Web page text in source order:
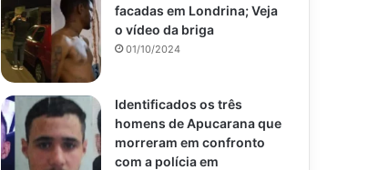
facadas em Londrina; Veja
o vídeo da briga
01/10/2024
Identificados os três
homens de Apucarana que
morreram em confronto
com a polícia em